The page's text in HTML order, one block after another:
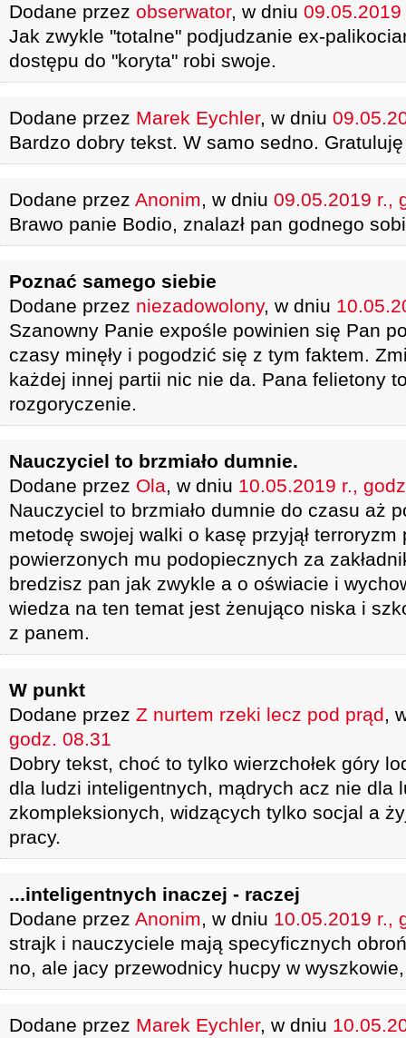
Dodane przez obserwator, w dniu 09.05.2019
Jak zwykle "totalne" podjudzanie ex-
dostępu do "koryta" robi swoje.
Dodane przez Marek Eychler, w dniu
Bardzo dobry tekst. W samo sedno.
Dodane przez Anonim, w dniu 09.05.2019 r.,
Brawo panie Bodio, znalazł pan godnego
Poznać samego siebie
Dodane przez niezadowolony, w dniu
Szanowny Panie expośle powinien się Pan
czasy minęły i pogodzić się z tym faktem.
każdej innej partii nic nie da. Pana felietony
rozgoryczenie.
Nauczyciel to brzmiało dumnie.
Dodane przez Ola, w dniu 10.05.2019 r.,
Nauczyciel to brzmiało dumnie do czasu aż
metodę swojej walki o kasę przyjął
powierzonych mu podopiecznych za
bredzisz pan jak zwykle a o oświacie i
wiedza na ten temat jest żenująco niska i
z panem.
W punkt
Dodane przez Z nurtem rzeki lecz pod prąd,
godz. 08.31
Dobry tekst, choć to tylko wierzchołek góry
dla ludzi inteligentnych, mądrych acz nie dla
zkompleksionych, widzących tylko socjal a
pracy.
...inteligentnych inaczej - raczej
Dodane przez Anonim, w dniu 10.05.2019 r.,
strajk i nauczyciele mają specyficznych
no, ale jacy przewodnicy hucpy w
Dodane przez Marek Eychler, w dniu